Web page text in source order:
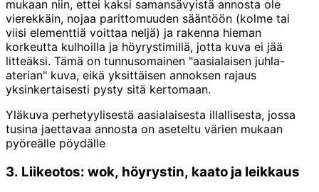
mukaan niin, ettei kaksi samansävyistä annosta ole
vierekkäin, nojaa parittomuuden sääntöön (kolme tai
viisi elementtiä voittaa neljä) ja rakenna hieman
korkeutta kulhoilla ja höyrystimillä, jotta kuva ei jää
litteäksi. Tämä on tunnusomainen "aasialaisen juhla-
aterian" kuva, eikä yksittäisen annoksen rajaus
yksinkertaisesti pysty sitä kertomaan.
Yläkuva perhetyylisestä aasialaisesta illallisesta, jossa
tusina jaettavaa annosta on aseteltu värien mukaan
pyöreälle pöydälle
3. Liikeotos: wok, höyrystin, kaato ja leikkaus